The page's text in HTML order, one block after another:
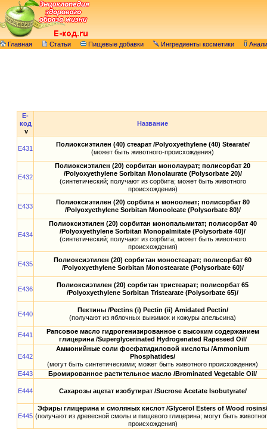
Главная Статьи Пищевые добавки Ингредиенты косметики
E-
код
v
Название
E431
Полиоксиэтилен (40) стеарат /Polyoxyethylene (40) Stearate/
(может быть животного-происхождения)
E432
Полиоксиэтилен (20) сорбитан монолаурат; полисорбат 20
/Polyoxyethylene Sorbitan Monolaurate (Polysorbate 20)/
(синтетический; получают из сорбита; может быть животного
происхождения)
E433
Полиоксиэтилен (20) сорбита н моноолеат; полисорбат 80
/Polyoxyethylene Sorbitan Monooleate (Polysorbate 80)/
E434
Полиоксиэтилен (20) сорбитан монопальмитат; полисорбат 40
/Polyoxyethylene Sorbitan Monopalmitate (Polysorbate 40)/
(синтетический; получают из сорбита; может быть животного
происхождения)
E435
Полиоксиэтилен (20) сорбитан моностеарат; полисорбат 60
/Polyoxyethylene Sorbitan Monostearate (Polysorbate 60)/
E436
Полиоксиэтилен (20) сорбитан тристеарат; полисорбат 65
/Polyoxyethylene Sorbitan Tristearate (Polysorbate 65)/
E440
Пектины /Pectins (i) Pectin (ii) Amidated Pectin/
(получают из яблочных выжимок и кожуры апельсина)
E441
Рапсовое масло гидрогенизированное с высоким содержанием
глицерина /Superglycerinated Hydrogenated Rapeseed Oil/
E442
Аммонийные соли фосфатидиловой кислоты /Ammonium
Phosphatides/
(могут быть синтетическими; может быть животного происхождения)
E443
Бромированное растительное масло /Brominated Vegetable Oil/
E444 Сахарозы ацетат изобутират /Sucrose Acetate Isobutyrate/
E445
Эфиры глицерина и смоляных кислот /Glycerol Esters of Wood rosins/
(получают из древесной смолы и пищевого глицерина; могут быть
происхождения)